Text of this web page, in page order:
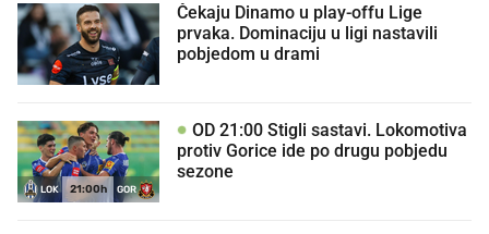
Čekaju Dinamo u play-offu Lige
prvaka. Dominaciju u ligi nastavili
pobjedom u drami
LOK 21:00h GOR
OD 21:00 Stigli sastavi. Lokomotiva
protiv Gorice ide po drugu pobjedu
sezone